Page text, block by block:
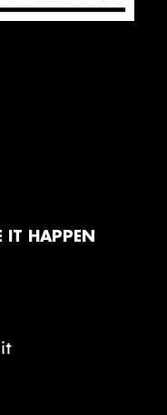
IT HAPPEN